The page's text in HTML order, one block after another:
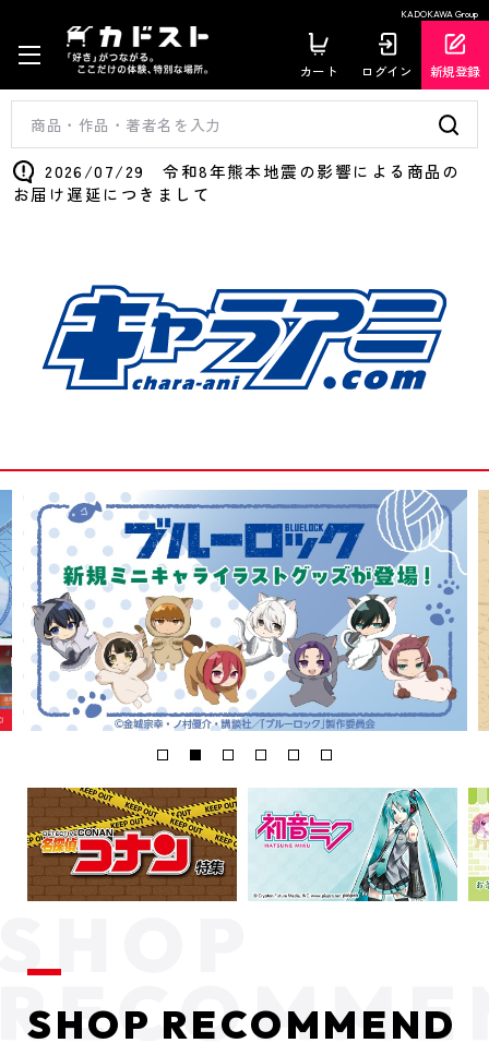
KADOKAWA Group
カート ログイン 新規登録
2026/07/29 令和8年熊本地震の影響による商品の
お届け遅延につきまして
SHOP RECOMMEND